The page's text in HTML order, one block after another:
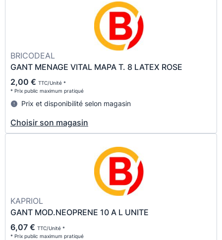
BRICODEAL
GANT MENAGE VITAL MAPA T. 8 LATEX ROSE
2,00 € TTC/Unité *
* Prix public maximum pratiqué
Prix et disponibilité selon magasin
Choisir son magasin
KAPRIOL
GANT MOD.NEOPRENE 10 A L UNITE
6,07 € TTC/Unité *
* Prix public maximum pratiqué